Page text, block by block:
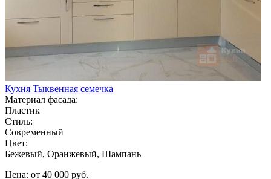
Кухня Тыквенная семечка
Материал фасада:
Пластик
Стиль:
Современный
Цвет:
Бежевый, Оранжевый, Шампань
Цена: от 40 000 руб.